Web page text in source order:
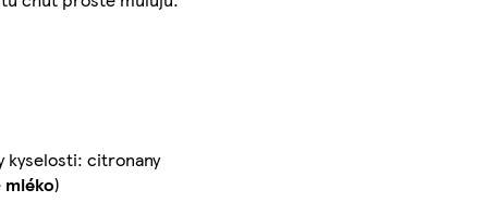
kyselosti: citronany
mléko)